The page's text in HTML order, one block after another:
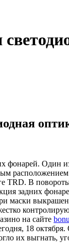
фонарей. Один
TRD. В
задних
маски
на сайте
18
их выгнать,